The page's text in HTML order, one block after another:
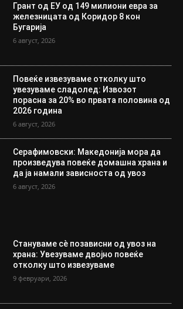
Грант од ЕУ од 149 милиони евра за
железницата од Коридор 8 кон
Бугарија
6 август, 2026
Повеќе извезуваме отколку што
увезуваме сладолед: Извозот
порасна за 20% во првата половина од
2026 година
6 август, 2026
Серафимовски: Македонија мора да
произведува повеќе домашна храна и
да ја намали зависноста од увоз
6 август, 2026
Стануваме сè позависни од увоз на
храна: Увезуваме двојно повеќе
отколку што извезуваме
9 февруари, 2026